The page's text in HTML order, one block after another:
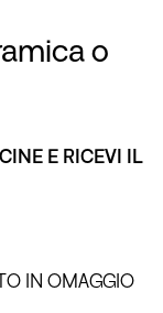
o
E RICEVI IL
IN OMAGGIO